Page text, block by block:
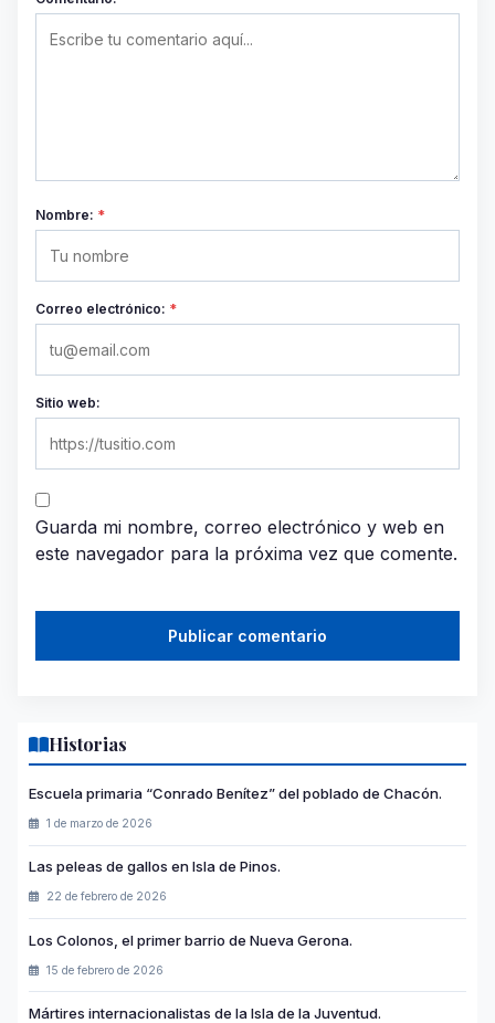
Nombre: *
Correo electrónico: *
Sitio web:
Guarda mi nombre, correo electrónico y web en
este navegador para la próxima vez que comente.
Historias
Escuela primaria “Conrado Benítez” del poblado de Chacón.
1 de marzo de 2026
Las peleas de gallos en Isla de Pinos.
22 de febrero de 2026
Los Colonos, el primer barrio de Nueva Gerona.
15 de febrero de 2026
Mártires internacionalistas de la Isla de la Juventud.